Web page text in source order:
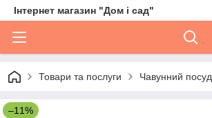
Інтернет магазин "Дом і сад"
Товари та послуги Чавунний посуд
–11%